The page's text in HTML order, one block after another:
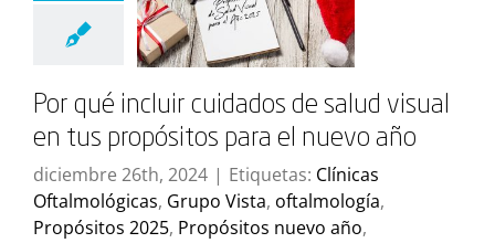
Por qué incluir cuidados de salud visual
en tus propósitos para el nuevo año
diciembre 26th, 2024 | Etiquetas: Clínicas
Oftalmológicas, Grupo Vista, oftalmología,
Propósitos 2025, Propósitos nuevo año,